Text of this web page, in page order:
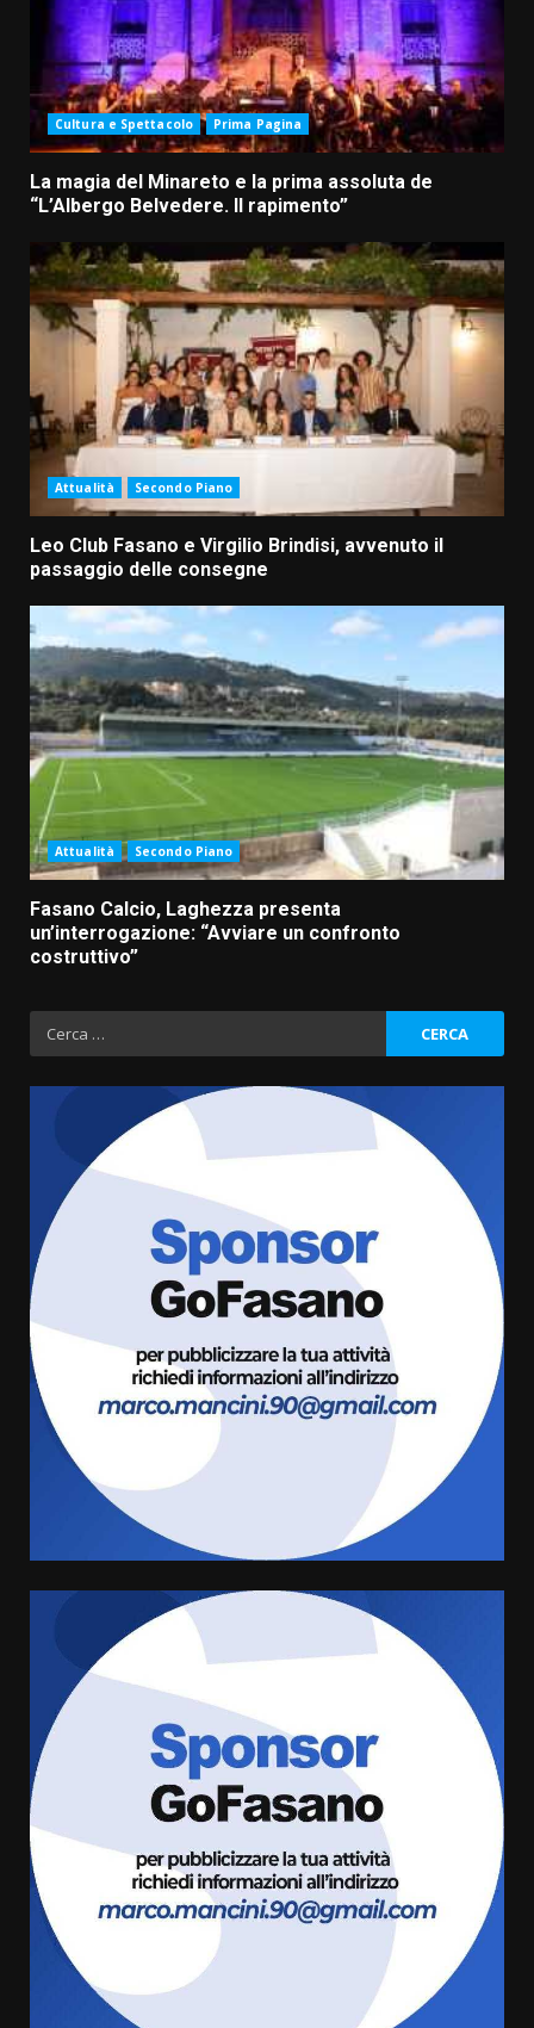
Cultura e Spettacolo Prima Pagina
La magia del Minareto e la prima assoluta de
“L’Albergo Belvedere. Il rapimento”
Attualità Secondo Piano
Leo Club Fasano e Virgilio Brindisi, avvenuto il
passaggio delle consegne
Attualità Secondo Piano
Fasano Calcio, Laghezza presenta
un’interrogazione: “Avviare un confronto
costruttivo”
Ricerca
per:
La magia del Minareto e la prima
assoluta de “L’Albergo
Belvedere. Il rapimento”
6 Agosto 2026 06:15
Serie D, l’Us Fasano è escluso
dal campionato
Truffatori in azione nelle
frazioni fasanesi
5 Agosto 2026 11:03
Residenti di Savelletri scrivono
al Prefetto: “Noi cittadini di
serie B”
5 Agosto 2026 06:15
A Savelletri torna la Sagra del
Pesce Spada: appuntamento a
sabato 8 agosto
5 Agosto 2026 06:10
Grazia Neglia, coordinatrice